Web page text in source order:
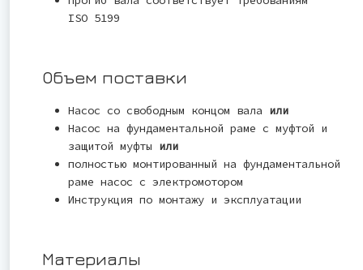
ISO 5199
Объем поставки
Насос со свободным концом вала или
Насос на фундаментальной раме с муфтой и
защитой муфты или
полностью монтированный на фундаментальной
раме насос с электромотором
Инструкция по монтажу и эксплуатации
Материалы